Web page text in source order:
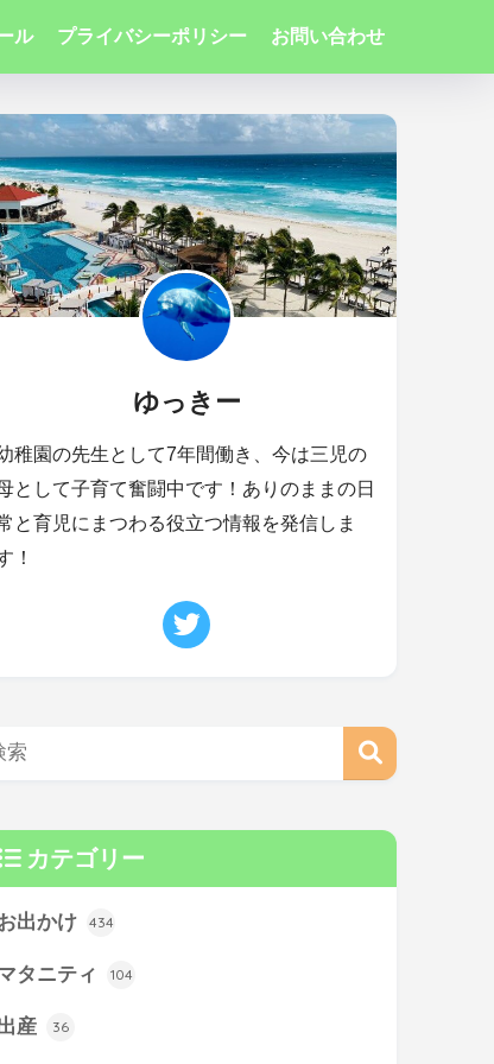
ル プライバシーポリシー お問い合わせ
ゆっきー
稚園の先生として7年間働き、今は三児の
として子育て奮闘中です！ありのままの日
と育児にまつわる役立つ情報を発信しま
！
カテゴリー
出かけ 434
タニティ 104
産 36